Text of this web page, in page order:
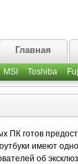
Главная
MSI Toshiba
ПК готов
имеют
об